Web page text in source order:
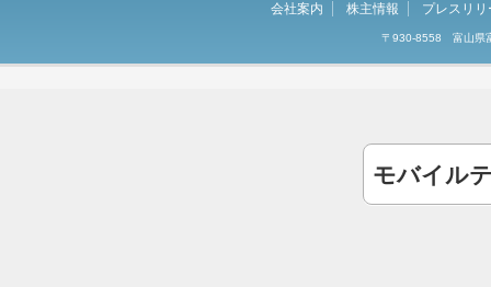
会社案内 株主情報 プレスリリ
〒930-8558 富山県
モバイル